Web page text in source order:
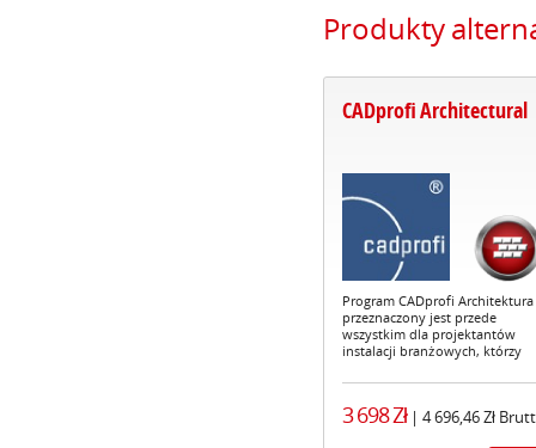
Produkty
CADprofi Architectural
Program CADprofi Architektura
przeznaczony jest przede
wszystkim dla projektantów
instalacji branżowych, którzy
3 698 Zł| 4 696,46 Zł